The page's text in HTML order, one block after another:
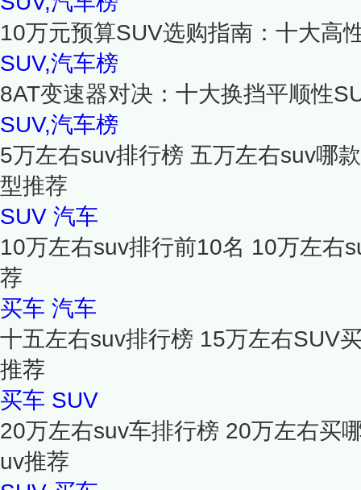
10万元预算SUV选购指南：十大高
SUV,汽车榜
8AT变速器对决：十大换挡平顺性
SUV,汽车榜
5万左右suv排行榜 五万左右suv哪
型推荐
SUV 汽车
10万左右suv排行前10名 10万左右
荐
买车 汽车
十五左右suv排行榜 15万左右SUV
推荐
买车 SUV
20万左右suv车排行榜 20万左右买
uv推荐